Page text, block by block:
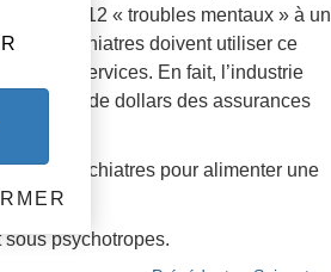
112 « troubles mentaux » à un
les psychiatres doivent utiliser ce
leurs services. En fait, l’industrie
milliards de dollars des assurances
les psychiatres pour alimenter une
psychotropes.